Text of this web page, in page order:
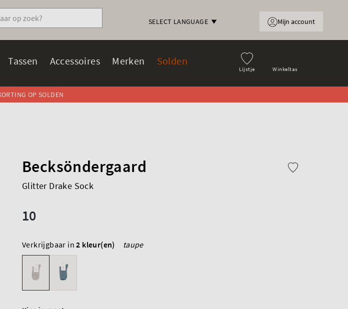
SELECT LANGUAGE
Lijstje Winkeltas
Tassen Accessoires Merken Solden
Mijn account
OP SOLDEN
Becksöndergaard
Glitter Drake Sock
10
Verkrijgbaar in2 kleur(en) taupe